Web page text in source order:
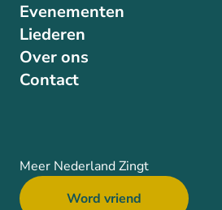
Evenementen
Liederen
Over ons
Contact
Meer Nederland Zingt
Word vriend